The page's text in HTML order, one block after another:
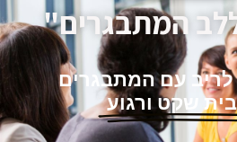
המתבגרים"
עם המתבגרים
שקט ורגוע